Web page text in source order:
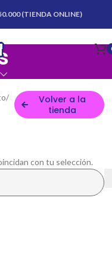
(TIENDA ONLINE)
Volver a la
tienda
con tu selección.